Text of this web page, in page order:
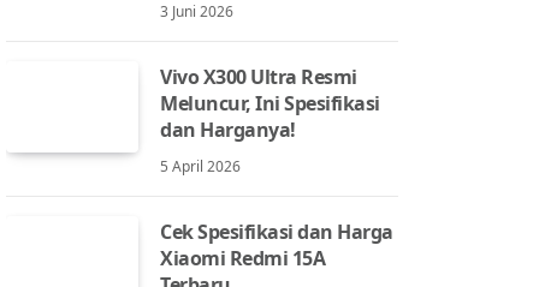
3 Juni 2026
Vivo X300 Ultra Resmi
Meluncur, Ini Spesifikasi
dan Harganya!
5 April 2026
Cek Spesifikasi dan Harga
Xiaomi Redmi 15A